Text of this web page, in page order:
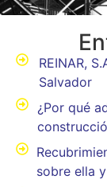
REINAR,
Salvador
¿Por qué
sobre ella